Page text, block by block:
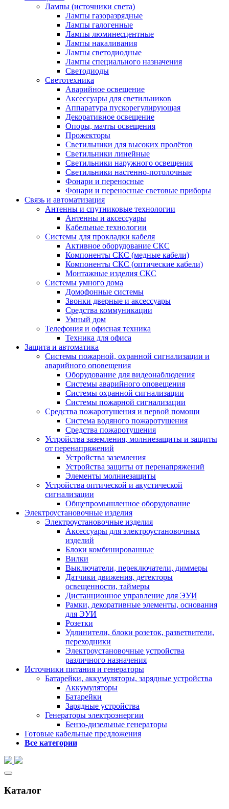
Лампы (источники света)
Лампы газоразрядные
Лампы галогенные
Лампы люминесцентные
Лампы накаливания
Лампы светодиодные
Лампы специального назначения
Светодиоды
Светотехника
Аварийное освещение
Аксессуары для светильников
Аппаратура пускорегулирующая
Декоративное освещение
Опоры, мачты освещения
Прожекторы
Светильники для высоких пролётов
Светильники линейные
Светильники наружного освещения
Светильники настенно-потолочные
Фонари и переносные
Фонари и переносные световые приборы
Связь и автоматизация
Антенны и спутниковые технологии
Антенны и аксессуары
Кабельные технологии
Системы для прокладки кабеля
Активное оборудование СКС
Компоненты СКС (медные кабели)
Компоненты СКС (оптические кабели)
Монтажные изделия СКС
Системы умного дома
Домофонные системы
Звонки дверные и аксессуары
Средства коммуникации
Умный дом
Телефония и офисная техника
Техника для офиса
Защита и автоматика
Системы пожарной, охранной сигнализации и
аварийного оповещения
Оборудование для видеонаблюдения
Системы аварийного оповещения
Системы охранной сигнализации
Системы пожарной сигнализации
Средства пожаротушения и первой помощи
Система водяного пожаротушения
Средства пожаротушения
Устройства заземления, молниезащиты и защиты
от перенапряжений
Устройства заземления
Устройства защиты от перенапряжений
Элементы молниезащиты
Устройства оптической и акустической
сигнализации
Общепромышленное оборудование
Электроустановочные изделия
Электроустановочные изделия
Аксессуары для электроустановочных
изделий
Блоки комбинированные
Вилки
Выключатели, переключатели, диммеры
Датчики движения, детекторы
освещенности, таймеры
Дистанционное управление для ЭУИ
Рамки, декоративные элементы, основания
для ЭУИ
Розетки
Удлинители, блоки розеток, разветвители,
переходники
Электроустановочные устройства
различного назначения
Источники питания и генераторы
Батарейки, аккумуляторы, зарядные устройства
Аккумуляторы
Батарейки
Зарядные устройства
Генераторы электроэнергии
Бензо-дизельные генераторы
Готовые кабельные предложения
Все категории
Каталог